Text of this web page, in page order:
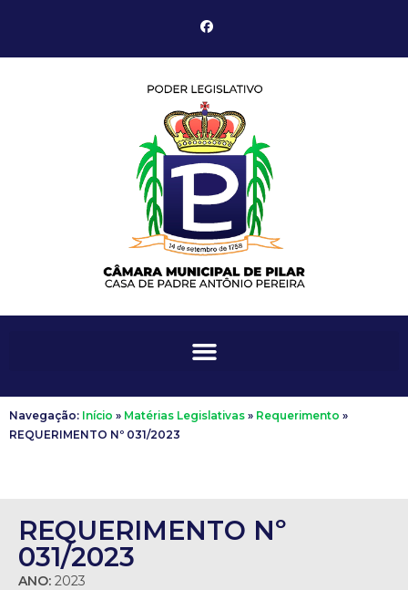
Navegação: Início » Matérias Legislativas » Requerimento »
REQUERIMENTO Nº 031/2023
REQUERIMENTO Nº
031/2023
ANO: 2023